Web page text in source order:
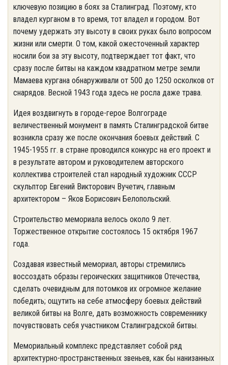
ключевую позицию в боях за Сталинград. Поэтому, кто
владел курганом в то время, тот владел и городом. Вот
почему удержать эту высоту в своих руках было вопросом
жизни или смерти. О том, какой ожесточенный характер
носили бои за эту высоту, подтверждает тот факт, что
сразу после битвы на каждом квадратном метре земли
Мамаева кургана обнаруживали от 500 до 1250 осколков от
снарядов. Весной 1943 года здесь не росла даже трава.
Идея воздвигнуть в городе-герое Волгограде
величественный монумент в память Сталинградской битве
возникла сразу же после окончания боевых действий. С
1945-1955 гг. в стране проводился конкурс на его проект и
в результате автором и руководителем авторского
коллектива строителей стал народный художник СССР
скульптор Евгений Викторович Вучетич, главным
архитектором – Яков Борисович Белопольский.
Строительство мемориала велось около 9 лет.
Торжественное открытие состоялось 15 октября 1967
года.
Создавая известный мемориал, авторы стремились
воссоздать образы героических защитников Отечества,
сделать очевидным для потомков их огромное желание
победить; ощутить на себе атмосферу боевых действий
великой битвы на Волге, дать возможность современнику
почувствовать себя участником Сталинградской битвы.
Мемориальный комплекс представляет собой ряд
архитектурно-пространственных звеньев, как бы нанизанных